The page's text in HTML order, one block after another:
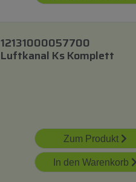
12131000057700
Luftkanal Ks Komplett
Zum Produkt
In den Warenkorb